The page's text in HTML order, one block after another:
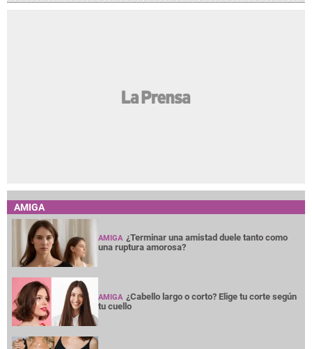
AMIGA
AMIGA ¿Terminar una amistad duele tanto como
una ruptura amorosa?
AMIGA ¿Cabello largo o corto? Elige tu corte según
tu cuello